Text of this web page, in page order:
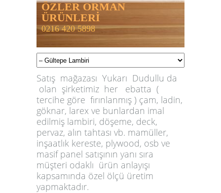
ÖZLER ORMAN
ÜRÜNLERİ
0216 420 5898
Satış mağazası Yukarı Dudullu da
olan şirketimiz her ebatta (
tercihe göre fırınlanmış ) çam, ladin,
göknar, larex ve bunlardan imal
edilmiş lambiri, döşeme, deck,
pervaz, alın tahtası vb. mamüller,
inşaatlık kereste, plywood, osb ve
masif panel satışının yanı sıra
müşteri odaklı ürün anlayışı
kapsamında özel ölçü üretim
yapmaktadır.